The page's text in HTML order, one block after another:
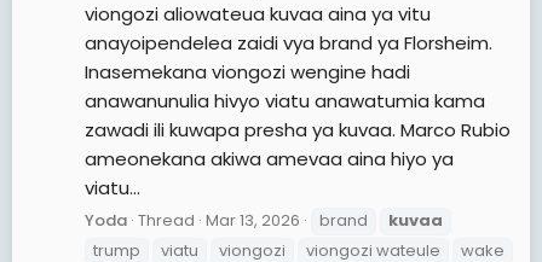
viongozi aliowateua kuvaa aina ya vitu
anayoipendelea zaidi vya brand ya Florsheim.
Inasemekana viongozi wengine hadi
anawanunulia hivyo viatu anawatumia kama
zawadi ili kuwapa presha ya kuvaa. Marco Rubio
ameonekana akiwa amevaa aina hiyo ya
viatu...
Yoda Thread Mar 13, 2026 brand
kuvaa
trump
viatu viongozi viongozi wateule
wake